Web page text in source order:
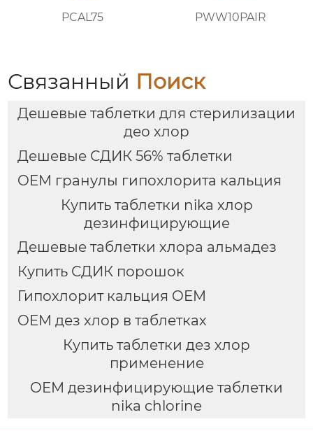
PCAL75 PWW10PAIR
Связанный Поиск
Дешевые таблетки для стерилизации
део хлор
Дешевые СДИК 56% таблетки
OEM гранулы гипохлорита кальция
Купить таблетки nika хлор
дезинфицирующие
Дешевые таблетки хлора альмадез
Купить СДИК порошок
Гипохлорит кальция OEM
OEM дез хлор в таблетках
Купить таблетки дез хлор
применение
OEM дезинфицирующие таблетки
nika chlorine